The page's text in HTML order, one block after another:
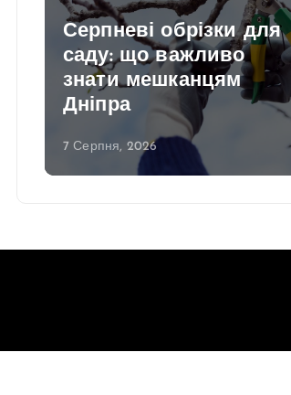
Серпневі обрізки для
саду: що важливо
знати мешканцям
Дніпра
7 Серпня, 2026